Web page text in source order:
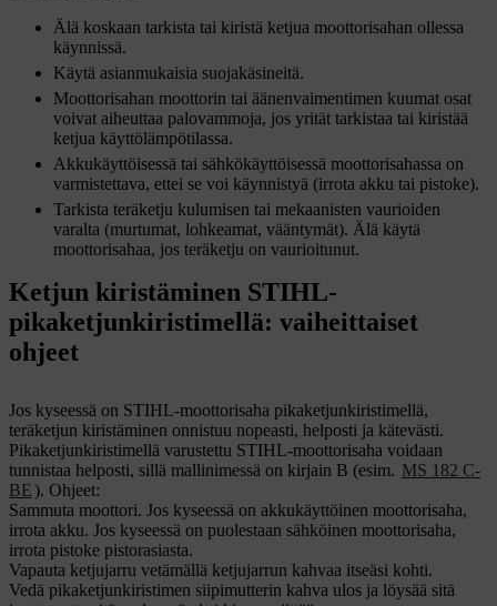
Älä koskaan tarkista tai kiristä ketjua moottorisahan ollessa
käynnissä.
Käytä asianmukaisia suojakäsineitä.
Moottorisahan moottorin tai äänenvaimentimen kuumat osat
voivat aiheuttaa palovammoja, jos yrität tarkistaa tai kiristää
ketjua käyttölämpötilassa.
Akkukäyttöisessä tai sähkökäyttöisessä moottorisahassa on
varmistettava, ettei se voi käynnistyä (irrota akku tai pistoke).
Tarkista teräketju kulumisen tai mekaanisten vaurioiden
varalta (murtumat, lohkeamat, vääntymät). Älä käytä
moottorisahaa, jos teräketju on vaurioitunut.
Ketjun kiristäminen STIHL-
pikaketjunkiristimellä: vaiheittaiset
ohjeet
Jos kyseessä on STIHL-moottorisaha pikaketjunkiristimellä,
teräketjun kiristäminen onnistuu nopeasti, helposti ja kätevästi.
Pikaketjunkiristimellä varustettu STIHL-moottorisaha voidaan
tunnistaa helposti, sillä mallinimessä on kirjain B (esim. MS 182 C-
BE). Ohjeet:
Sammuta moottori. Jos kyseessä on akkukäyttöinen moottorisaha,
irrota akku. Jos kyseessä on puolestaan sähköinen moottorisaha,
irrota pistoke pistorasiasta.
Vapauta ketjujarru vetämällä ketjujarrun kahvaa itseäsi kohti.
Vedä pikaketjunkiristimen siipimutterin kahva ulos ja löysää sitä